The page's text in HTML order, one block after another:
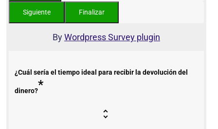
ByWordpress Survey plugin
¿Cuál sería el tiempo ideal para recibir la devolución del
dinero?*